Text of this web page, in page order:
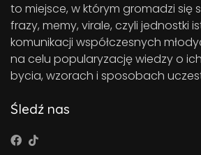
to miejsce, w którym gromadzi się
frazy, memy, virale, czyli jednostki
komunikacji współczesnych
na celu popularyzację wiedzy o
bycia, wzorach i sposobach
Śledź nas